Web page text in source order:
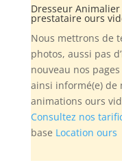
Dresseur
prestataire ours
Nous mettrons de
photos, aussi pas
nouveau nos
ainsi informé(e) de
animations ours
Consultez nos
base Location ours